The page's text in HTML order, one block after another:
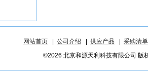
网站首页 公司介绍 供应产品
采购清单
©2026 北京和源天利科技有限公司 版